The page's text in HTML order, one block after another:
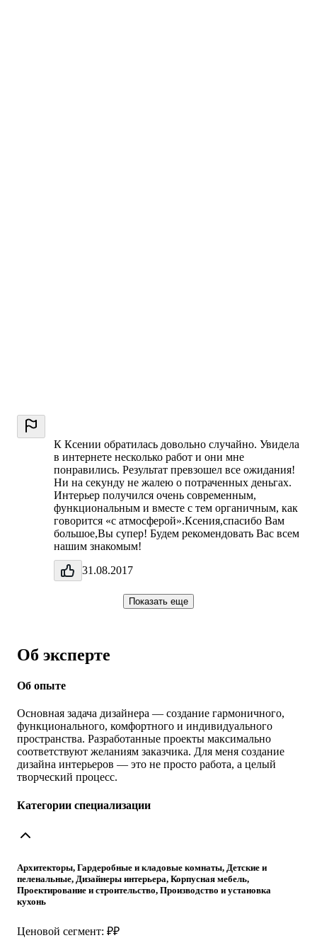
К Ксении обратилась довольно случайно. Увидела
в интернете несколько работ и они мне
понравились. Результат превзошел все ожидания!
Ни на секунду не жалею о потраченных деньгах.
Интерьер получился очень современным,
функциональным и вместе с тем органичным, как
говорится «с атмосферой».Ксения,спасибо Вам
большое,Вы супер! Будем рекомендовать Вас всем
нашим знакомым!
31.08.2017
Показать еще
Об эксперте
Об опыте
Основная задача дизайнера — создание гармоничного,
функционального, комфортного и индивидуального
пространства. Разработанные проекты максимально
соответствуют желаниям заказчика. Для меня создание
дизайна интерьеров — это не просто работа, а целый
творческий процесс.
Категории специализации
Архитекторы, Гардеробные и кладовые комнаты, Детские и
пеленальные, Дизайнеры интерьера, Корпусная мебель,
Проектирование и строительство, Производство и установка
кухонь
Ценовой сегмент: ₽₽